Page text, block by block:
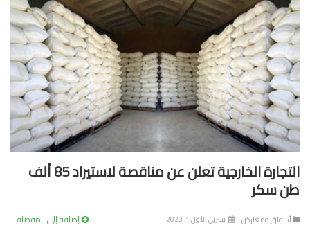
التجارة الخارجية تعلن عن مناقصة لاستيراد 85 ألف
سكر
ومعارض تشرين الأول 1, 2020 إضافة إلى المفضلة